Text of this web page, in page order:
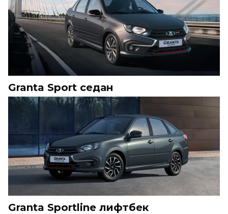
Granta Sport седан
Granta Sportline лифтбек